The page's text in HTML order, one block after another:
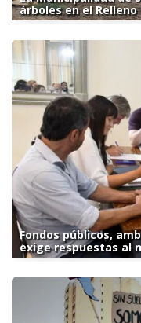
árboles en el
Fondos públicos,
exige respuestas al